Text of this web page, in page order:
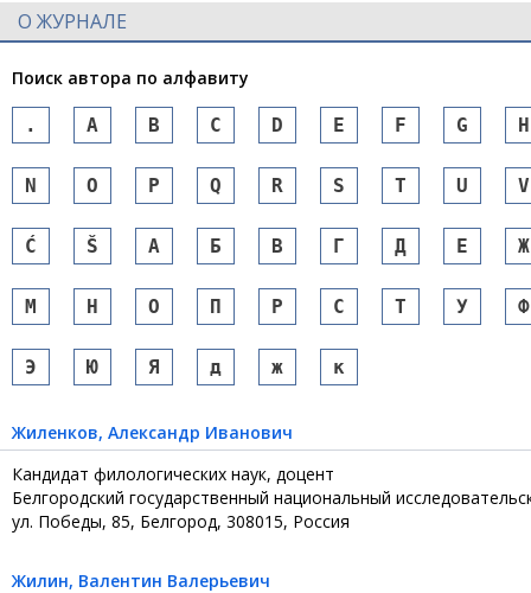
О ЖУРНАЛЕ
Поиск автора по алфавиту
. A B C D E F G H
N O P Q R S T U V
Ć Š А Б В Г Д Е Ж
М Н О П Р С Т У Ф
Э Ю Я д ж к
Жиленков, Александр Иванович
Кандидат филологических наук, доцент
Белгородский государственный национальный
ул. Победы, 85, Белгород, 308015, Россия
Жилин, Валентин Валерьевич